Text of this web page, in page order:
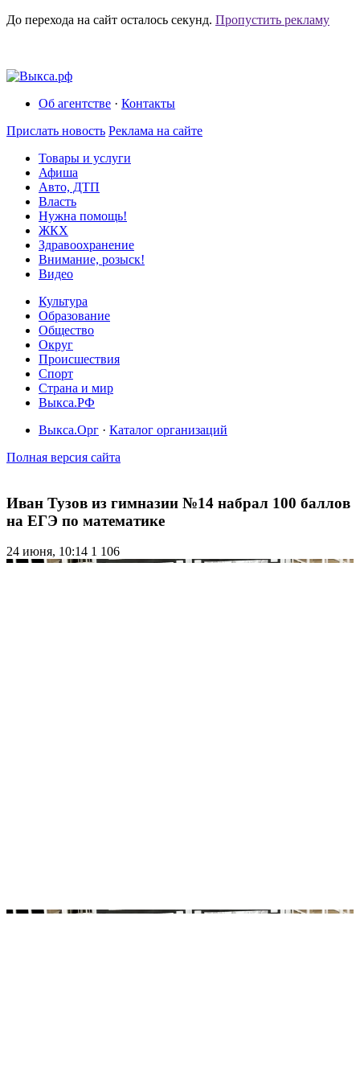
До перехода на сайт осталось секунд. Пропустить рекламу
Об агентстве · Контакты
Прислать новость Реклама на сайте
Товары и услуги
Афиша
Авто, ДТП
Власть
Нужна помощь!
ЖКХ
Здравоохранение
Внимание, розыск!
Видео
Культура
Образование
Общество
Округ
Происшествия
Спорт
Страна и мир
Выкса.РФ
Выкса.Орг · Каталог организаций
Полная версия сайта
Иван Тузов из гимназии №14 набрал 100 баллов
на ЕГЭ по математике
24 июня, 10:14 1 106